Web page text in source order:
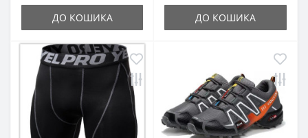
ДО КОШИКА ДО КОШИКА